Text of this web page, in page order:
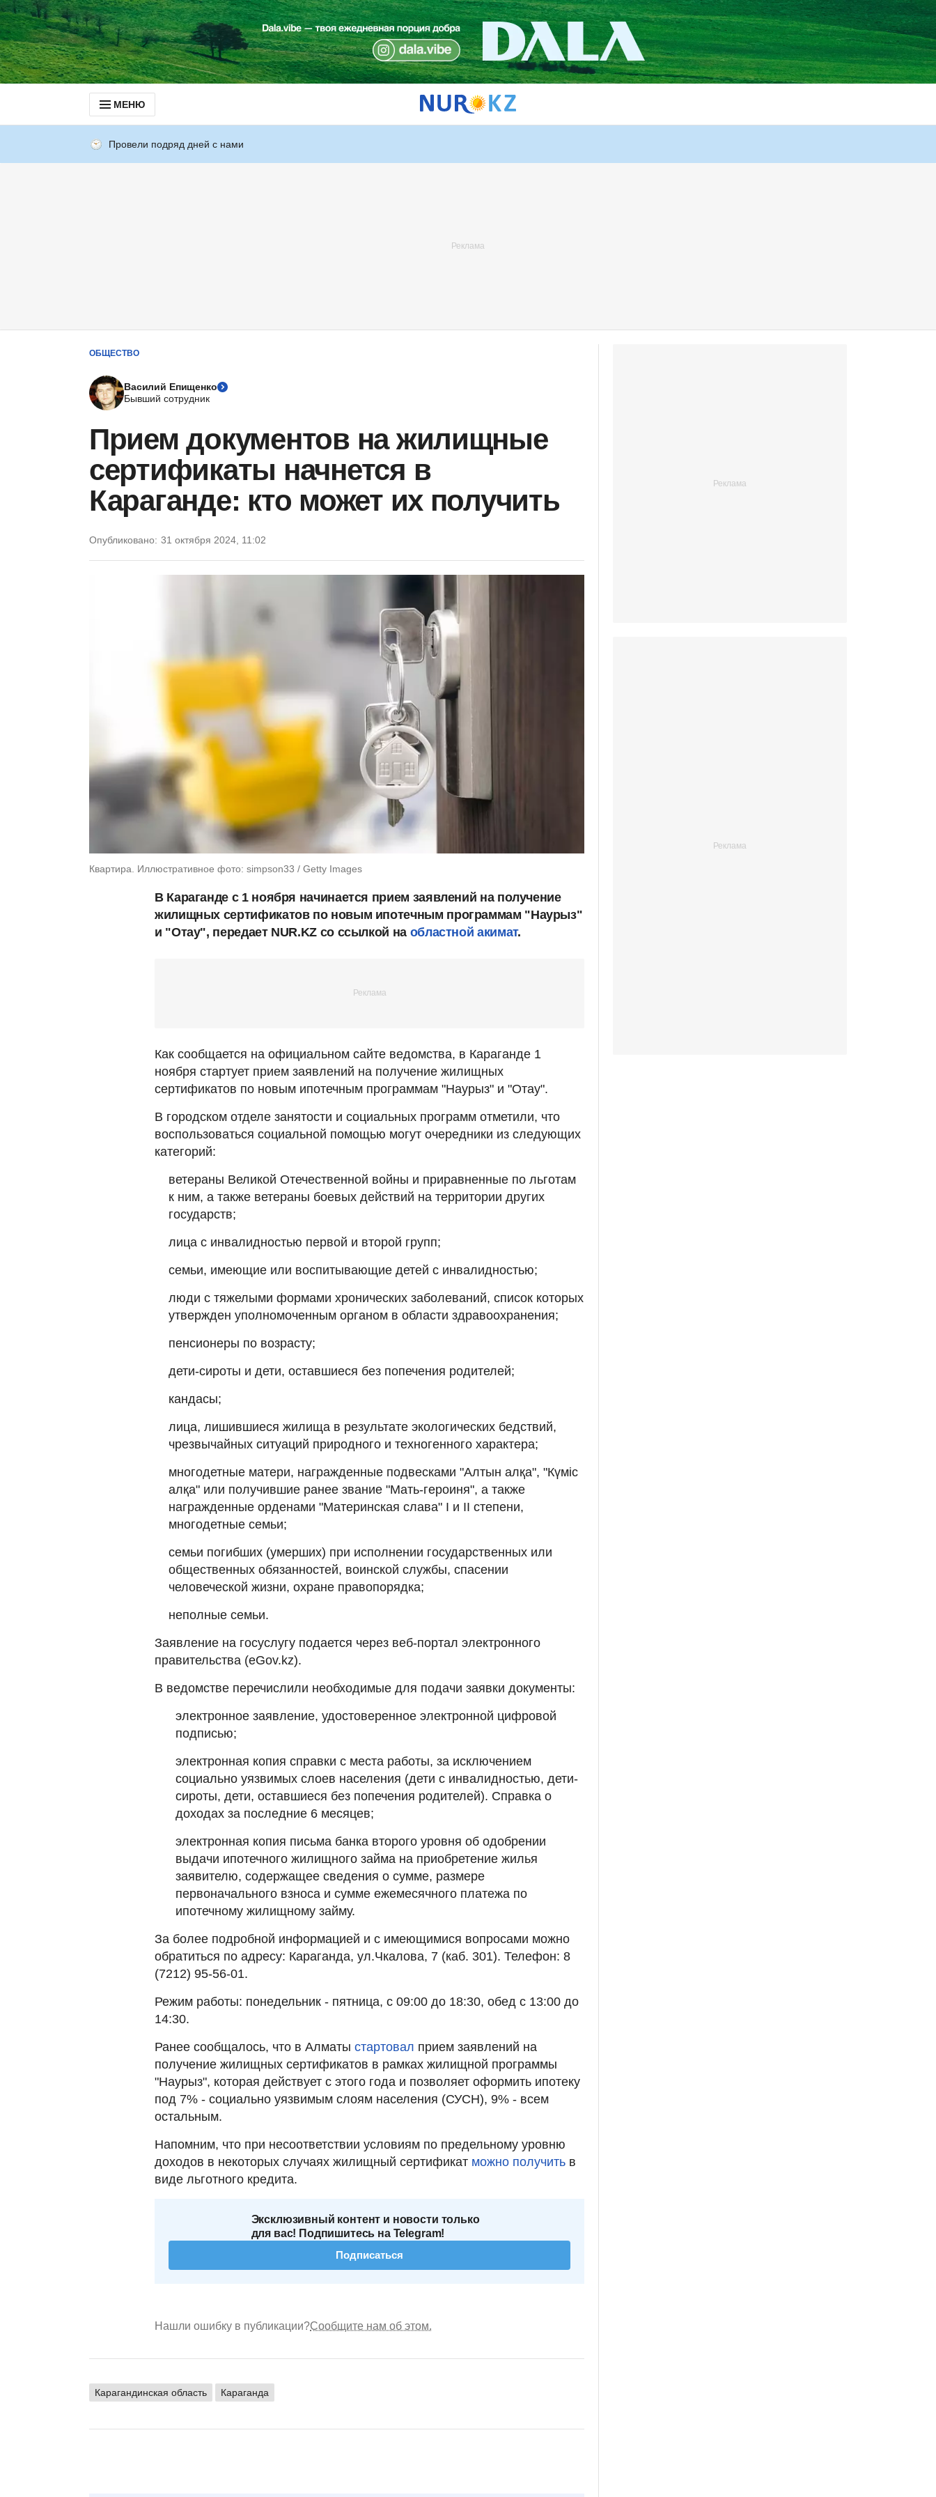
МЕНЮ
Провели подряд дней с нами
ОБЩЕСТВО
Василий Епищенко
Бывший сотрудник
Прием документов на жилищные
сертификаты начнется в
Караганде: кто может их получить
Опубликовано: 31 октября 2024, 11:02
Квартира. Иллюстративное фото: simpson33 / Getty Images
В Караганде с 1 ноября начинается прием заявлений на получение
жилищных сертификатов по новым ипотечным программам "Наурыз"
и "Отау", передает NUR.KZ со ссылкой на областной акимат.
Как сообщается на официальном сайте ведомства, в Караганде 1
ноября стартует прием заявлений на получение жилищных
сертификатов по новым ипотечным программам "Наурыз" и "Отау".
В городском отделе занятости и социальных программ отметили, что
воспользоваться социальной помощью могут очередники из следующих
категорий:
ветераны Великой Отечественной войны и приравненные по льготам
к ним, а также ветераны боевых действий на территории других
государств;
лица с инвалидностью первой и второй групп;
семьи, имеющие или воспитывающие детей с инвалидностью;
люди с тяжелыми формами хронических заболеваний, список которых
утвержден уполномоченным органом в области здравоохранения;
пенсионеры по возрасту;
дети-сироты и дети, оставшиеся без попечения родителей;
кандасы;
лица, лишившиеся жилища в результате экологических бедствий,
чрезвычайных ситуаций природного и техногенного характера;
многодетные матери, награжденные подвесками "Алтын алқа", "Күміс
алқа" или получившие ранее звание "Мать-героиня", а также
награжденные орденами "Материнская слава" I и II степени,
многодетные семьи;
семьи погибших (умерших) при исполнении государственных или
общественных обязанностей, воинской службы, спасении
человеческой жизни, охране правопорядка;
неполные семьи.
Заявление на госуслугу подается через веб-портал электронного
правительства (eGov.kz).
В ведомстве перечислили необходимые для подачи заявки документы:
электронное заявление, удостоверенное электронной цифровой
подписью;
электронная копия справки с места работы, за исключением
социально уязвимых слоев населения (дети с инвалидностью, дети-
сироты, дети, оставшиеся без попечения родителей). Справка о
доходах за последние 6 месяцев;
электронная копия письма банка второго уровня об одобрении
выдачи ипотечного жилищного займа на приобретение жилья
заявителю, содержащее сведения о сумме, размере
первоначального взноса и сумме ежемесячного платежа по
ипотечному жилищному займу.
За более подробной информацией и с имеющимися вопросами можно
обратиться по адресу: Караганда, ул.Чкалова, 7 (каб. 301). Телефон: 8
(7212) 95-56-01.
Режим работы: понедельник - пятница, с 09:00 до 18:30, обед с 13:00 до
14:30.
Ранее сообщалось, что в Алматы стартовал прием заявлений на
получение жилищных сертификатов в рамках жилищной программы
"Наурыз", которая действует с этого года и позволяет оформить ипотеку
под 7% - социально уязвимым слоям населения (СУСН), 9% - всем
остальным.
Напомним, что при несоответствии условиям по предельному уровню
доходов в некоторых случаях жилищный сертификат можно получить в
виде льготного кредита.
Эксклюзивный контент и новости только
для вас! Подпишитесь на Telegram!
Подписаться
Нашли ошибку в публикации?Сообщите нам об этом.
Карагандинская область Караганда